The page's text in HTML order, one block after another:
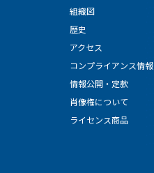
組織図
歴史
アクセス
コンプライアンス情報
情報公開・定款
肖像権について
ライセンス商品